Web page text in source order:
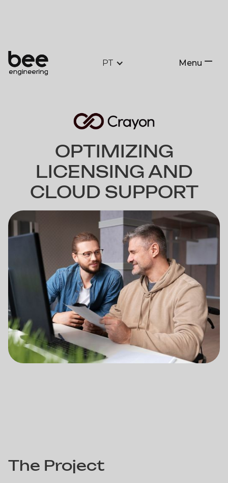
PT
Menu
OPTIMIZING
LICENSING AND
CLOUD SUPPORT
AND CLOUD SUPPORT
The Project